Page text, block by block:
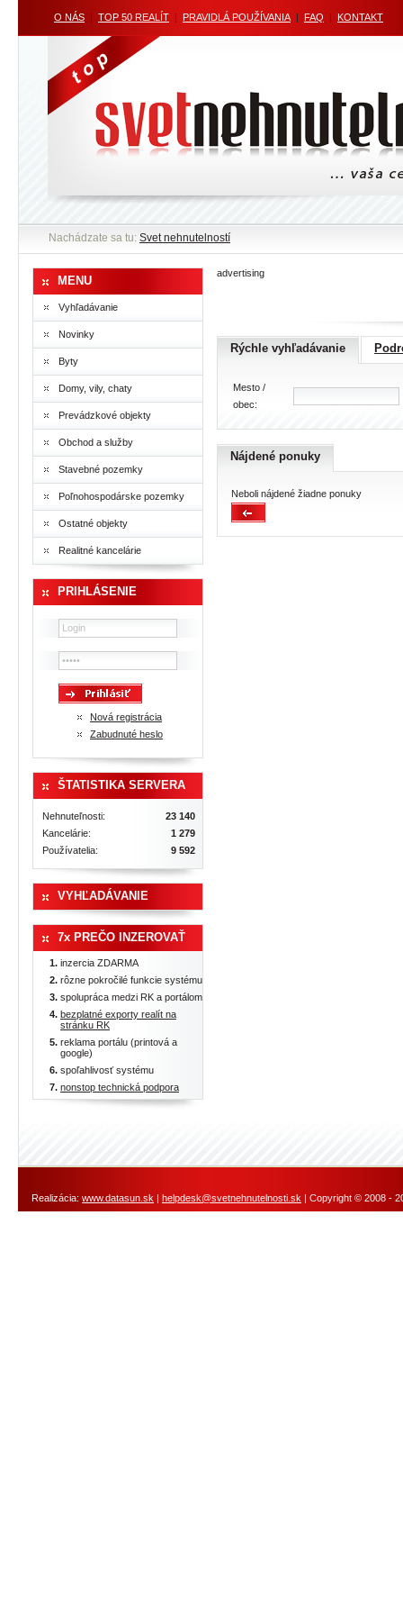
O NÁS | TOP 50 REALÍT | PRAVIDLÁ POUŽÍVANIA | FAQ | KONTAKT
Nachádzate sa tu: Svet nehnutelností
MENU
Vyhľadávanie
Novinky
Byty
Domy, vily, chaty
Prevádzkové objekty
Obchod a služby
Stavebné pozemky
Poľnohospodárske pozemky
Ostatné objekty
Realitné kancelárie
PRIHLÁSENIE
Nová registrácia
Zabudnuté heslo
ŠTATISTIKA SERVERA
Nehnuteľnosti:
23 140
Kancelárie:
1 279
Používatelia:
9 592
VYHĽADÁVANIE
7x PREČO INZEROVAŤ
inzercia ZDARMA
rôzne pokročilé funkcie systému
spolupráca medzi RK a portálom
bezplatné exporty realít na
stránku RK
reklama portálu (printová a
google)
spoľahlivosť systému
nonstop technická podpora
advertising
Rýchle vyhľadávanie
Mesto /
obec:
Nájdené ponuky
Neboli nájdené žiadne ponuky
Realizácia: www.datasun.sk | helpdesk@svetnehnutelnosti.sk | Copyright © 2008 -